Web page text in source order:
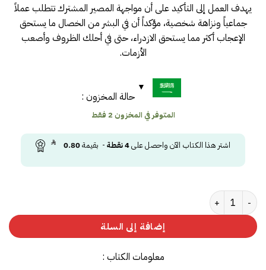
يهدف العمل إلى التأكيد على أن مواجهة المصير المشترك تتطلب عملاً
جماعياً ونزاهة شخصية، مؤكداً أن في البشر من الخصال ما يستحق
الإعجاب أكثر مما يستحق الازدراء، حتى في أحلك الظروف وأصعب
الأزمات.
حالة المخزون :
المتوفر في المخزون 2 فقط
اشتر هذا الكتاب الآن واحصل على4نقطة- بقيمة0.80
كمية the plague
إضافة إلى السلة
معلومات الكتاب :